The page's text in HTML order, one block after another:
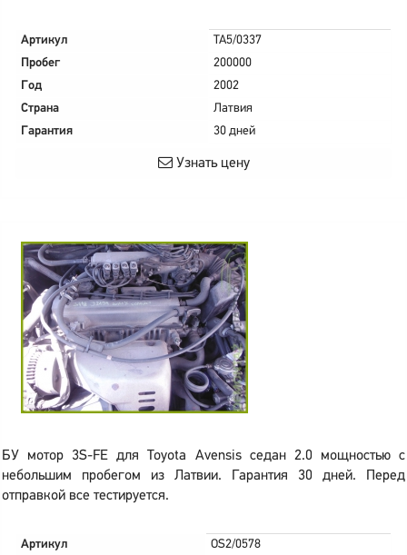
Артикул
TA5/0337
Пробег
200000
Год
2002
Страна
Латвия
Гарантия
30 дней
Узнать цену
БУ мотор 3S-FE для Toyota Avensis седан 2.0 мощностью с
небольшим пробегом из Латвии. Гарантия 30 дней. Перед
отправкой все тестируется.
Артикул OS2/0578